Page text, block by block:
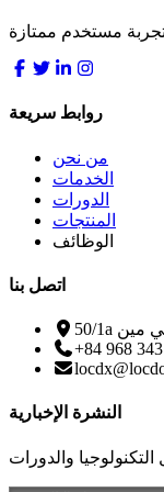
مستخدم ممتازة
روابط سريعة
من نحن
الخدمات
الدورات
المنتجات
الوظائف
اتصل بنا
+84 968
النشرة الإخبارية
والدورات